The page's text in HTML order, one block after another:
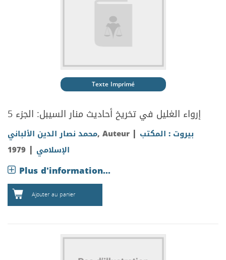
Texte Imprimé
إرواء الغليل في تخريخ أحاديث منار السيبل: الجزء 5
محمد نصار الدين الألباني, Auteur | بيروت : المكتب
الإسلامي |
1979
Plus d'information...
Ajouter au panier